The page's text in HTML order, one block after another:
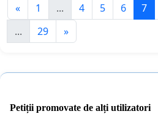
« 1 ... 4 5 6 7
...
29 »
Petiții promovate de alți utilizatori